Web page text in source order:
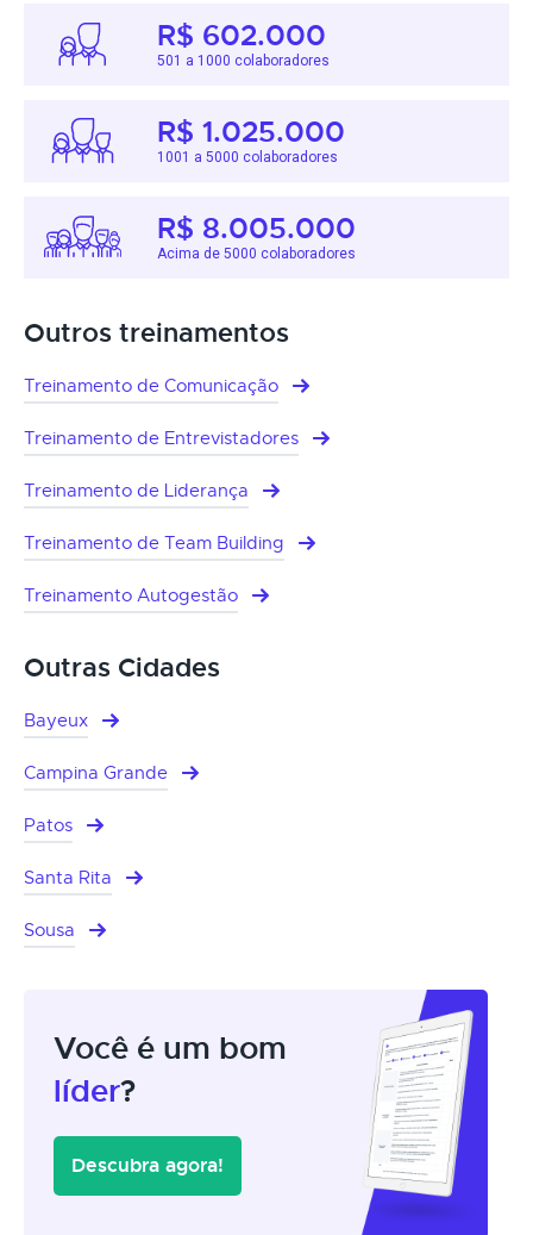
R$ 602.000
501 a 1000 colaboradores
R$ 1.025.000
1001 a 5000 colaboradores
R$ 8.005.000
Acima de 5000 colaboradores
Outros treinamentos
Treinamento de Comunicação
Treinamento de Entrevistadores
Treinamento de Liderança
Treinamento de Team Building
Treinamento Autogestão
Outras Cidades
Bayeux
Campina Grande
Patos
Santa Rita
Sousa
Você é um bom
líder?
Descubra agora!